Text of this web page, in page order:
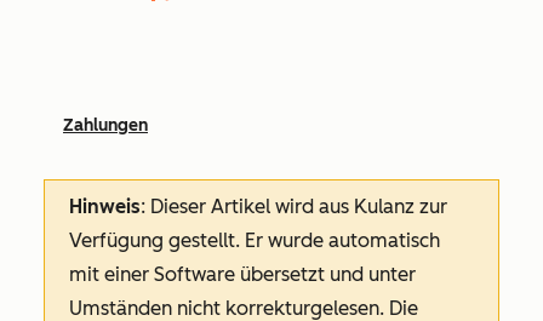
Zahlungen
Hinweis: Dieser Artikel wird aus Kulanz zur
Verfügung gestellt. Er wurde automatisch
mit einer Software übersetzt und unter
Umständen nicht korrekturgelesen. Die